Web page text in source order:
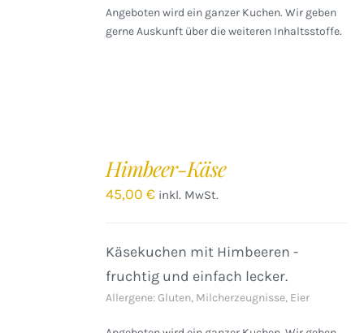
Angeboten wird ein ganzer Kuchen. Wir geben
gerne Auskunft über die weiteren Inhaltsstoffe.
Himbeer-Käse
45,00€ inkl. MwSt.
Käsekuchen mit Himbeeren -
fruchtig und einfach lecker.
Allergene: Gluten, Milcherzeugnisse, Eier